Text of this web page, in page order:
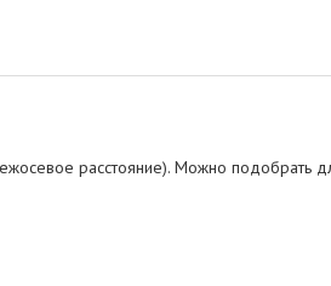
расстояние). Можно подобрать